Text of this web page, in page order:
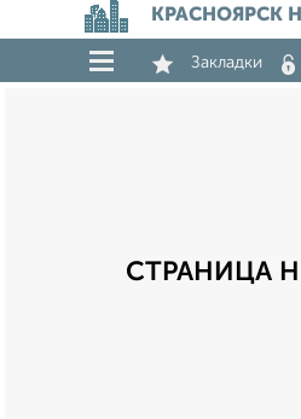
КРАСНОЯРСК
Закладки
СТРАНИЦА